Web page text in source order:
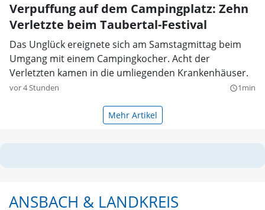
Verpuffung auf dem Campingplatz: Zehn
Verletzte beim Taubertal-Festival
Das Unglück ereignete sich am Samstagmittag beim
Umgang mit einem Campingkocher. Acht der
Verletzten kamen in die umliegenden Krankenhäuser.
vor 4 Stunden query_builder1min
Mehr Artikel
ANSBACH & LANDKREIS